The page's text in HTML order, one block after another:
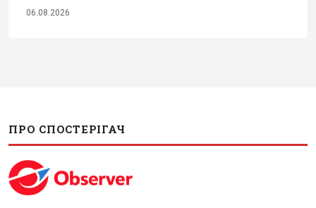
06.08.2026
ПРО СПОСТЕРІГАЧ